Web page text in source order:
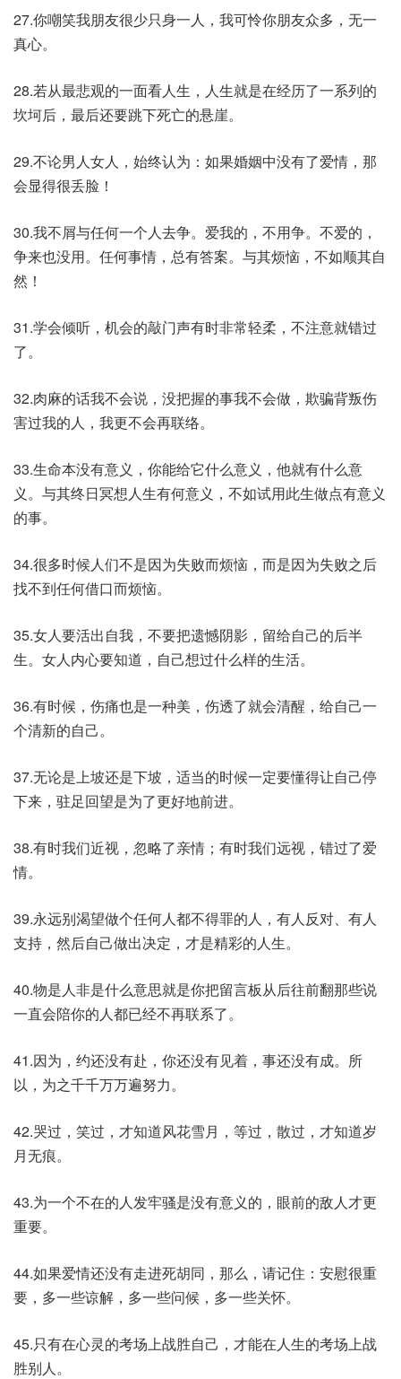
27.你嘲笑我朋友很少只身一人，我可怜你朋友众多，无一
真心。
28.若从最悲观的一面看人生，人生就是在经历了一系列的
坎坷后，最后还要跳下死亡的悬崖。
29.不论男人女人，始终认为：如果婚姻中没有了爱情，那
会显得很丢脸！
30.我不屑与任何一个人去争。爱我的，不用争。不爱的，
争来也没用。任何事情，总有答案。与其烦恼，不如顺其自
然！
31.学会倾听，机会的敲门声有时非常轻柔，不注意就错过
了。
32.肉麻的话我不会说，没把握的事我不会做，欺骗背叛伤
害过我的人，我更不会再联络。
33.生命本没有意义，你能给它什么意义，他就有什么意
义。与其终日冥想人生有何意义，不如试用此生做点有意义
的事。
34.很多时候人们不是因为失败而烦恼，而是因为失败之后
找不到任何借口而烦恼。
35.女人要活出自我，不要把遗憾阴影，留给自己的后半
生。女人内心要知道，自己想过什么样的生活。
36.有时候，伤痛也是一种美，伤透了就会清醒，给自己一
个清新的自己。
37.无论是上坡还是下坡，适当的时候一定要懂得让自己停
下来，驻足回望是为了更好地前进。
38.有时我们近视，忽略了亲情；有时我们远视，错过了爱
情。
39.永远别渴望做个任何人都不得罪的人，有人反对、有人
支持，然后自己做出决定，才是精彩的人生。
40.物是人非是什么意思就是你把留言板从后往前翻那些说
一直会陪你的人都已经不再联系了。
41.因为，约还没有赴，你还没有见着，事还没有成。所
以，为之千千万万遍努力。
42.哭过，笑过，才知道风花雪月，等过，散过，才知道岁
月无痕。
43.为一个不在的人发牢骚是没有意义的，眼前的敌人才更
重要。
44.如果爱情还没有走进死胡同，那么，请记住：安慰很重
要，多一些谅解，多一些问候，多一些关怀。
45.只有在心灵的考场上战胜自己，才能在人生的考场上战
胜别人。